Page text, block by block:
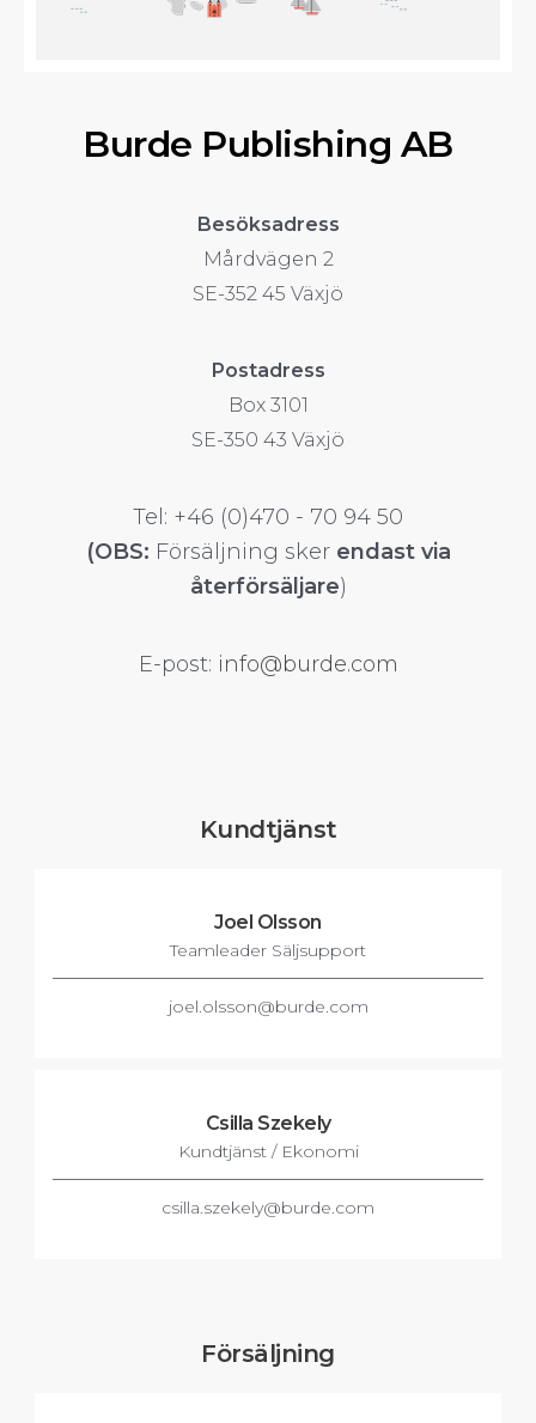
Burde Publishing AB
Besöksadress
Mårdvägen 2
SE-352 45 Växjö
Postadress
Box 3101
SE-350 43 Växjö
Tel: +46 (0)470 - 70 94 50
(OBS: Försäljning sker endast via
återförsäljare)
E-post: info@burde.com
Kundtjänst
Joel Olsson
Teamleader Säljsupport
joel.olsson@burde.com
Csilla Szekely
Kundtjänst / Ekonomi
csilla.szekely@burde.com
Försäljning